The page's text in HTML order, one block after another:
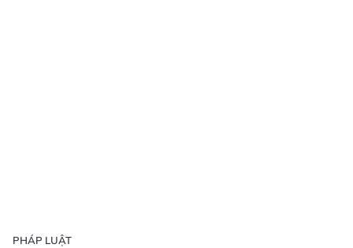
PHÁP LUẬT